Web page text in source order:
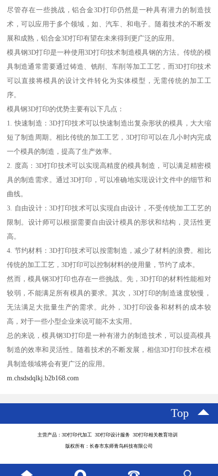
尽管存在一些挑战，铝合金3D打印仍然是一种具有潜力的制造技
术，可以应用于多个领域，如、汽车、和电子。随着技术的不断发
展和成熟，铝合金3D打印有望在未来得到更广泛的应用。
模具钢3D打印是一种使用3D打印技术制造模具钢的方法。传统的模
具制造通常需要通过铸造、铣削、车削等加工工艺，而3D打印技术
可以直接将模具的设计文件转化为实体模型，无需传统的加工工
序。
模具钢3D打印的优势主要有以下几点：
1. 快速制造：3D打印技术可以快速制造出复杂形状的模具，大大缩
短了制造周期。相比传统的加工工艺，3D打印可以在几小时内完成
一个模具的制造，提高了生产效率。
2. 度高：3D打印技术可以实现高精度的模具制造，可以满足精密模
具的制造需求。通过3D打印，可以准确地实现设计文件中的细节和
曲线。
3. 自由设计：3D打印技术可以实现自由设计，不受传统加工工艺的
限制。设计师可以根据需要自由设计模具的形状和结构，灵活性更
高。
4. 节约材料：3D打印技术可以按需制造，减少了材料的浪费。相比
传统的加工工艺，3D打印可以控制材料的使用量，节约了成本。
然而，模具钢3D打印也存在一些挑战。先，3D打印的材料性能相对
较弱，不能满足所有模具的要求。其次，3D打印的制造速度较慢，
无法满足大批量生产的需求。此外，3D打印设备和材料的成本较
高，对于一些小型企业来说可能不太实用。
总的来说，模具钢3D打印是一种有潜力的制造技术，可以提高模具
制造的效率和灵活性。随着技术的不断发展，相信3D打印技术在模
具制造领域将会有更广泛的应用。
m.chsdsdqlkj.b2b168.com
Top
主营产品：3D打印代加工 3D打印设计服务 3D打印相关教育培训
版权所有：长春市东师青鸟科技有限公司